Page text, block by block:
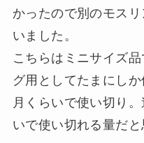
かったので別のモス
いました。
こちらはミニサイズ
グ用としてたまにし
月くらいで使い切り
いで使い切れる量だと